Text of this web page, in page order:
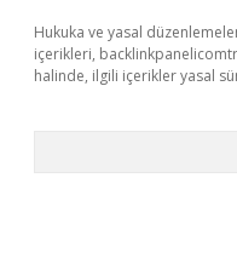
Hukuka ve yasal
içerikleri,
halinde, ilgili içerikler yasal